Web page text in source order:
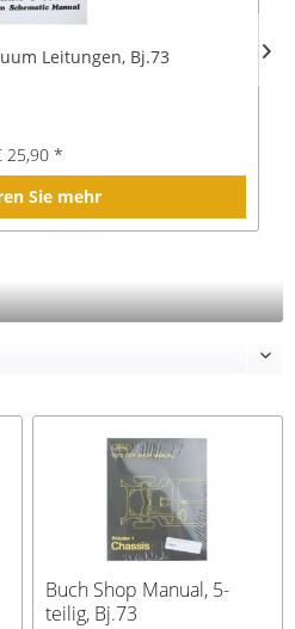
Leitungen, Bj.73
25,90 *
Sie mehr
Buch Shop Manual, 5-
teilig, Bj.73